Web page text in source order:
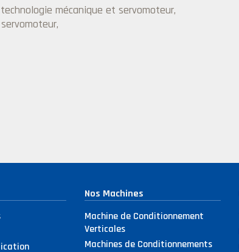
mécanique et servomoteur,
Nos Machines
Machine de Conditionnement
Verticales
Machines de Conditionnements